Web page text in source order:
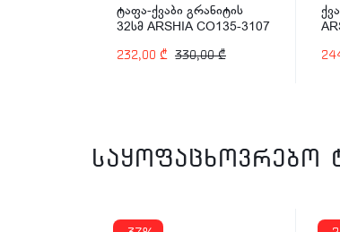
ტაფა-ქვაბი გრანიტის
32სმ ARSHIA CO135-3107
330,00₾
232,00 ₾
საყოფაცხოვრებო